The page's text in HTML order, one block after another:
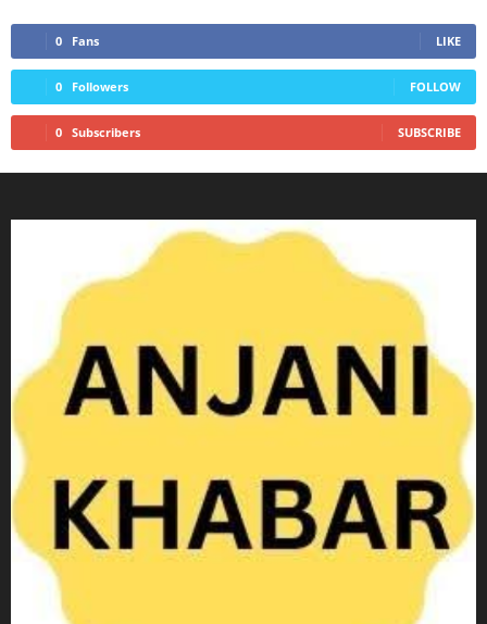
0 Fans LIKE
0 Followers FOLLOW
0 Subscribers SUBSCRIBE